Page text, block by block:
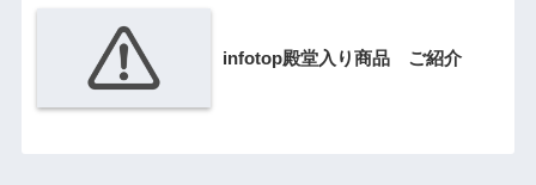
infotop殿堂入り商品 ご紹介